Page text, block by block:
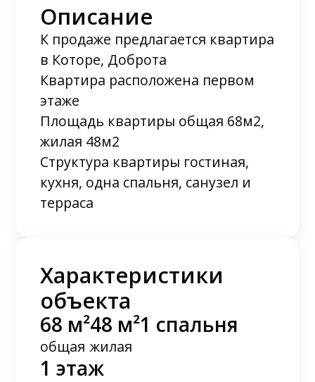
Описание
К продаже предлагается квартира
в Которе, Доброта
Квартира расположена первом
этаже
Площадь квартиры общая 68м2,
жилая 48м2
Структура квартиры гостиная,
кухня, одна спальня, санузел и
терраса
Характеристики
объекта
68 м²
общая
48 м²
жилая
1 спальня
1 этаж